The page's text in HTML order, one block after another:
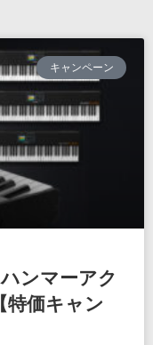
キャンペーン
ンマーアク
価キャン